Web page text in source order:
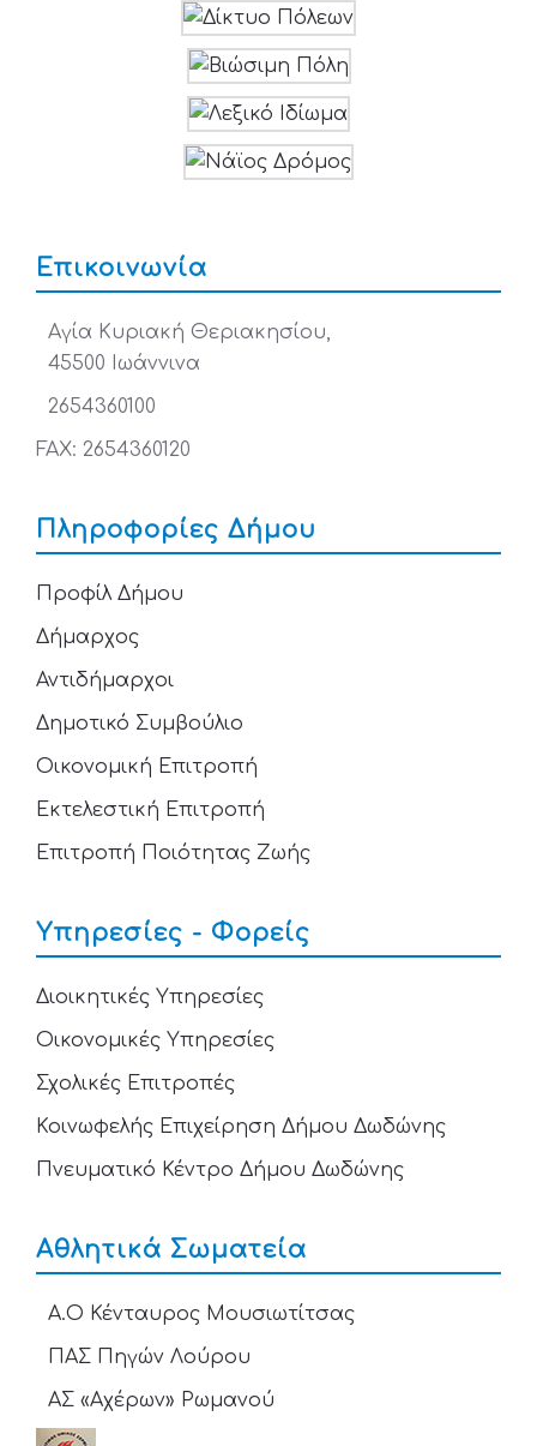
Επικοινωνία
Αγία Κυριακή Θεριακησίου,
45500 Ιωάννινα
2654360100
FAX: 2654360120
Πληροφορίες Δήμου
Προφίλ Δήμου
Δήμαρχος
Αντιδήμαρχοι
Δημοτικό Συμβούλιο
Οικονομική Επιτροπή
Εκτελεστική Επιτροπή
Επιτροπή Ποιότητας Ζωής
Υπηρεσίες - Φορείς
Διοικητικές Υπηρεσίες
Οικονομικές Υπηρεσίες
Σχολικές Επιτροπές
Κοινωφελής Επιχείρηση Δήμου Δωδώνης
Πνευματικό Κέντρο Δήμου Δωδώνης
Αθλητικά Σωματεία
Α.Ο Κένταυρος Μουσιωτίτσας
ΠΑΣ Πηγών Λούρου
ΑΣ «Αχέρων» Ρωμανού